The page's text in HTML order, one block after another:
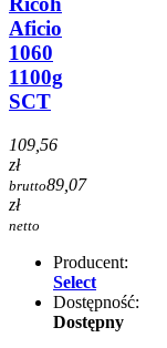
Aficio
1060
1100g
SCT
109,56
zł
brutto89,07
zł
netto
Producent:
Select
Dostępność:
Dostępny